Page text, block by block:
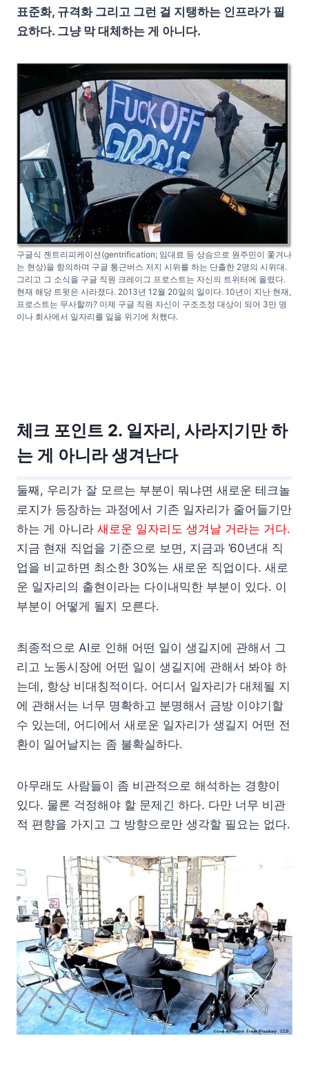
표준화, 규격화 그리고 그런 걸 지탱하는 인프라가 필
요하다. 그냥 막 대체하는 게 아니다.
구글식 젠트리피케이션(gentrification; 임대료 등 상승으로 원주민이 쫓겨나
는 현상)을 항의하며 구글 통근버스 저지 시위를 하는 단촐한 2명의 시위대.
그리고 그 소식을 구글 직원 크레이그 프로스트는 자신의 트위터에 올렸다.
현재 해당 트윗은 사라졌다. 2013년 12월 20일의 일이다. 10년이 지난 현재,
프로스트는 무사할까? 이제 구글 직원 자신이 구조조정 대상이 되어 3만 명
이나 회사에서 일자리를 잃을 위기에 처했다.
체크 포인트 2. 일자리, 사라지기만 하
는 게 아니라 생겨난다
둘째, 우리가 잘 모르는 부분이 뭐냐면 새로운 테크놀
로지가 등장하는 과정에서 기존 일자리가 줄어들기만
하는 게 아니라 새로운 일자리도 생겨날 거라는 거다.
지금 현재 직업을 기준으로 보면, 지금과 ’60년대 직
업을 비교하면 최소한 30%는 새로운 직업이다. 새로
운 일자리의 출현이라는 다이내믹한 부분이 있다. 이
부분이 어떻게 될지 모른다.
최종적으로 AI로 인해 어떤 일이 생길지에 관해서 그
리고 노동시장에 어떤 일이 생길지에 관해서 봐야 하
는데, 항상 비대칭적이다. 어디서 일자리가 대체될 지
에 관해서는 너무 명확하고 분명해서 금방 이야기할
수 있는데, 어디에서 새로운 일자리가 생길지 어떤 전
환이 일어날지는 좀 불확실하다.
아무래도 사람들이 좀 비관적으로 해석하는 경향이
있다. 물론 걱정해야 할 문제긴 하다. 다만 너무 비관
적 편향을 가지고 그 방향으로만 생각할 필요는 없다.